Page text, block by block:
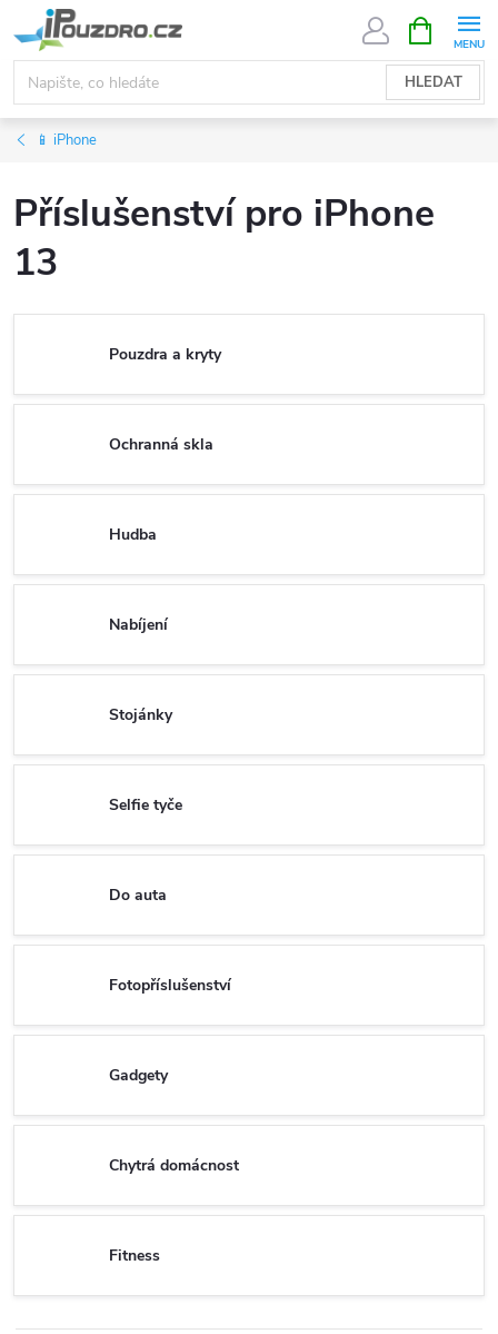
na
obsah
HLEDAT
NÁKUPNÍ
KOŠÍK
📱 iPhone
Příslušenství pro iPhone
13
Pouzdra a kryty
Ochranná skla
Hudba
Nabíjení
Stojánky
Selfie tyče
Do auta
Fotopříslušenství
Gadgety
Chytrá domácnost
Fitness